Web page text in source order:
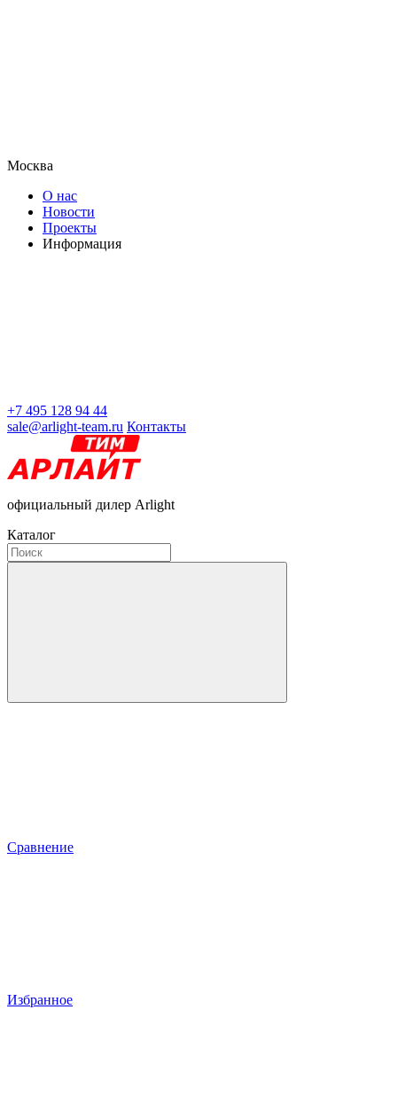
Москва
О нас
Новости
Проекты
Информация
+7 495 128 94 44
sale@arlight-team.ru Контакты
официальный дилер Arlight
Каталог
Сравнение
Избранное